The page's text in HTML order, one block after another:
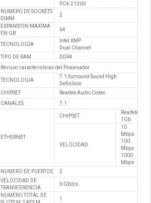
PC4-21300
NUMERO DE SOCKETS
DIMM
2
EXPANSION MAXIMA
EN GB
64
TECNOLOGIA
Intel XMP
Dual Channel
TIPO DE RAM
DDR4
Revisar caracteristicas del Procesador
TECNOLOGIA
7.1 Surround Sound High
Definition
CHIPSET
Realtek Audio Codec
CANALES
7.1
ETHERNET
CHIPSET
Realtek
1Gb
VELOCIDAD
10
Mbps
100
Mbps
1000
Mbps
NUMERO DE PUERTOS
2
VELOCIDAD DE
TRANSFERENCIA
6 Gbit/s
NUMERO TOTAL DE
1